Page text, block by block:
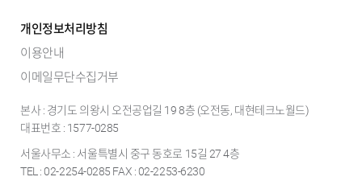
개인정보처리방침
이용안내
이메일무단수집거부
본사 : 경기도 의왕시 오전공업길 19 8층 (오전동, 대현테크노월드)
대표번호 : 1577-0285
서울사무소 : 서울특별시 중구 동호로 15길 27 4층
TEL : 02-2254-0285 FAX : 02-2253-6230